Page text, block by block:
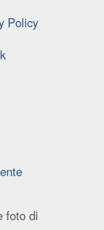
Policy
foto di